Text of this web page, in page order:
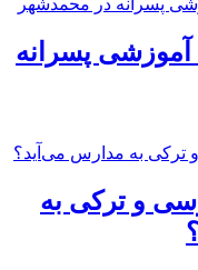
آموزشی پسرانه
و ترکی به